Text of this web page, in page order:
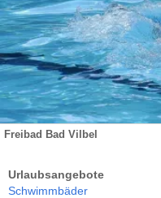
Freibad Bad Vilbel
Urlaubsangebote
Schwimmbäder